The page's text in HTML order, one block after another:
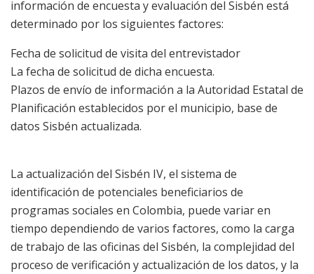
información de encuesta y evaluación del Sisbén está
determinado por los siguientes factores:
Fecha de solicitud de visita del entrevistador
La fecha de solicitud de dicha encuesta.
Plazos de envío de información a la Autoridad Estatal de
Planificación establecidos por el municipio, base de
datos Sisbén actualizada.
La actualización del Sisbén IV, el sistema de
identificación de potenciales beneficiarios de
programas sociales en Colombia, puede variar en
tiempo dependiendo de varios factores, como la carga
de trabajo de las oficinas del Sisbén, la complejidad del
proceso de verificación y actualización de los datos, y la